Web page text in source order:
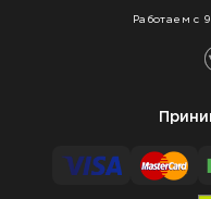
Работаем